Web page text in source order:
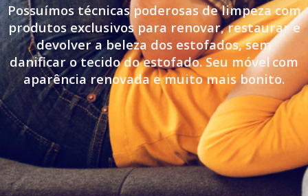
Possuímos técnicas poderosas de limpeza com
produtos exclusivos para renovar, restaurar e
devolver a beleza dos estofados, sem
danificar o tecido do estofado. Seu móvelcom
aparência renovada e muito mais bonito.